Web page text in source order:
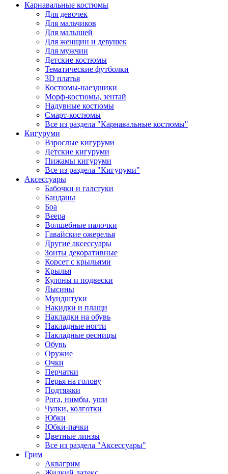
Карнавальные костюмы
Для девочек
Для мальчиков
Для малышей
Для женщин и девушек
Для мужчин
Детские костюмы
Тематические футболки
3D платья
Костюмы-наездники
Морф-костюмы, зентай
Надувные костюмы
Смарт-костюмы
Все из раздела "Карнавальные костюмы"
Кигуруми
Взрослые кигуруми
Детские кигуруми
Пижамы кигуруми
Все из раздела "Кигуруми"
Аксессуары
Бабочки и галстуки
Банданы
Боа
Веера
Волшебные палочки
Гавайские ожерелья
Другие аксессуары
Зонты декоративные
Корсет с крыльями
Крылья
Кулоны и подвески
Лысины
Мундштуки
Накидки и плащи
Накладки на обувь
Накладные ногти
Накладные ресницы
Обувь
Оружие
Очки
Перчатки
Перья на голову
Подтяжки
Рога, нимбы, уши
Чулки, колготки
Юбки
Юбки-пачки
Цветные линзы
Все из раздела "Аксессуары"
Грим
Аквагрим